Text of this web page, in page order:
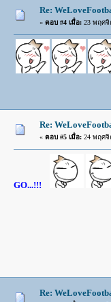
Re:
« ตอบ #4 เมื่อ:23 พฤศจิ
Re:
« ตอบ #5 เมื่อ:24 พฤศจิ
GO...!!!
Re: